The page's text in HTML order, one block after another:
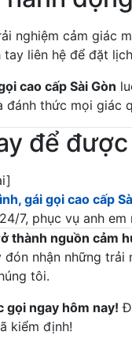
nghiệm cảm giác
tay liên hệ để đặt
cao cấp Sài Gòn
đánh thức mọi giác
để
gái gọi cao cấp
7, phục vụ anh
thành nguồn cảm
đón nhận những
tôi.
gọi ngay hôm nay!
kiểm định!